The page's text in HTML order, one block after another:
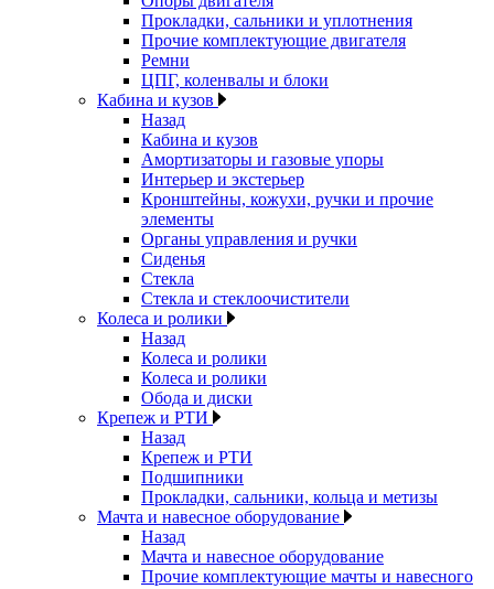
Прокладки, сальники и уплотнения
Прочие комплектующие двигателя
Ремни
ЦПГ, коленвалы и блоки
Кабина и кузов
Назад
Кабина и кузов
Амортизаторы и газовые упоры
Интерьер и экстерьер
Кронштейны, кожухи, ручки и прочие
элементы
Органы управления и ручки
Сиденья
Стекла
Стекла и стеклоочистители
Колеса и ролики
Назад
Колеса и ролики
Колеса и ролики
Обода и диски
Крепеж и РТИ
Назад
Крепеж и РТИ
Подшипники
Прокладки, сальники, кольца и метизы
Мачта и навесное оборудование
Назад
Мачта и навесное оборудование
Прочие комплектующие мачты и навесного